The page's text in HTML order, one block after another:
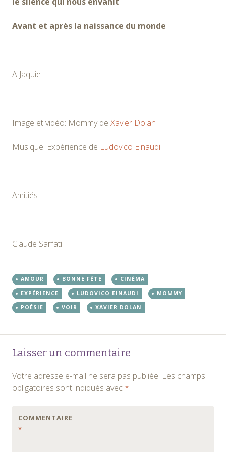
Avant et après la naissance du monde
A Jaquie
Image et vidéo: Mommy de Xavier Dolan
Musique: Expérience de Ludovico Einaudi
Amitiés
Claude Sarfati
AMOUR BONNE FÊTE
CINÉMA
EXPÉRIENCE
LUDOVICO EINAUDI
MOMMY
POÉSIE
VOIR XAVIER DOLAN
Navigation
des
articles
Laisser un commentaire
Votre adresse e-mail ne sera pas publiée. Les champs
obligatoires sont indiqués avec *
COMMENTAIRE
*